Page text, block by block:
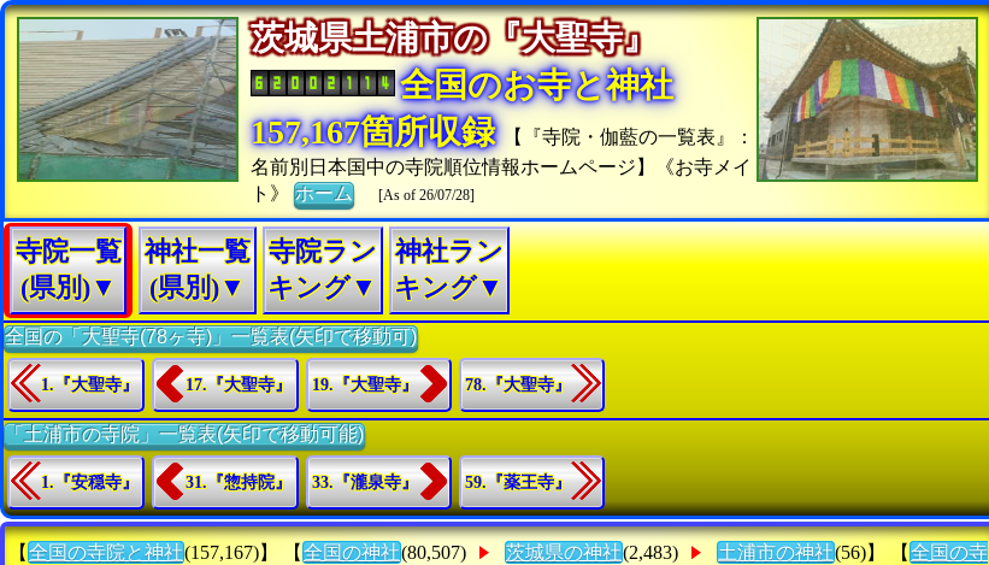
茨城県土浦市の『大聖寺』
全国のお寺と神社
157,167箇所収録
【『寺院・伽藍の一覧表』：
名前別日本国中の寺院順位情報ホームページ】《お寺メイ
ト》ホーム [As of 26/07/28]
寺院一覧
(県別)▼
神社一覧
(県別)▼
寺院ラン
キング▼
神社ラン
キング▼
全国の「大聖寺(78ヶ寺)」一覧表(矢印で移動可)
1.『大聖寺』 17.『大聖寺』 19.『大聖寺』 78.『大聖寺』
「土浦市の寺院」一覧表(矢印で移動可能)
1.『安穏寺』 31.『惣持院』 33.『瀧泉寺』 59.『薬王寺』
【 全国の寺院と神社(157,167)】 【 全国の神社(80,507) 茨城県の神社(2,483) 土浦市の神社(56)】 【 全国の寺